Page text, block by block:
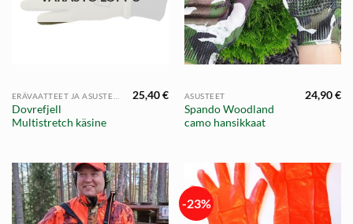
Dovrefjell
Multistretch käsine
25,40€ ASUSTEET
Spando Woodland
camo hansikkaat
24,90€
-23%